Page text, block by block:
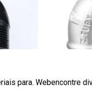
para. Webencontre